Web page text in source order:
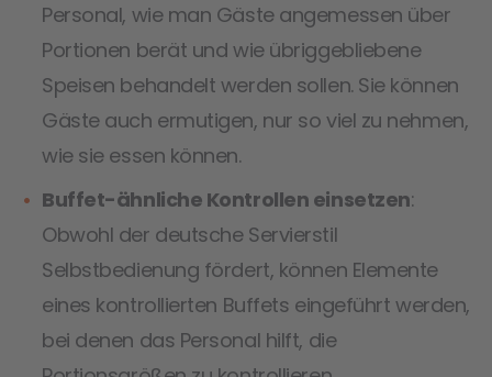
Personal, wie man Gäste angemessen über
Portionen berät und wie übriggebliebene
Speisen behandelt werden sollen. Sie können
Gäste auch ermutigen, nur so viel zu nehmen,
wie sie essen können.
Buffet-ähnliche Kontrollen einsetzen:
Obwohl der deutsche Servierstil
Selbstbedienung fördert, können Elemente
eines kontrollierten Buffets eingeführt werden,
bei denen das Personal hilft, die